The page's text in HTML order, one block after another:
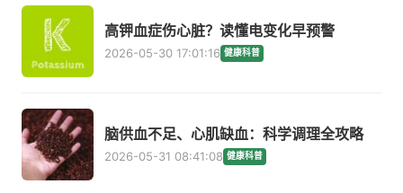
高钾血症伤心脏？读懂电变化早预警
2026-05-30 17:01:16 健康科普
脑供血不足、心肌缺血：科学调理全攻略
2026-05-31 08:41:08 健康科普